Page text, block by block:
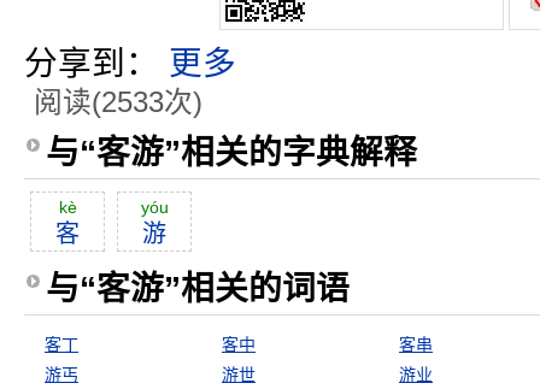
分享到： 更多
阅读(2533次)
与“客游”相关的字典解释
kè
客
yóu
游
与“客游”相关的词语
客丁 客中
客串
游丐
游世 游业